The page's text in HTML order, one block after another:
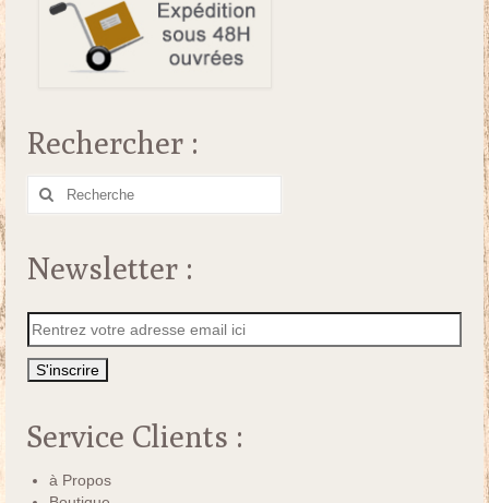
Rechercher :
Rechercher
Newsletter :
Service Clients :
à Propos